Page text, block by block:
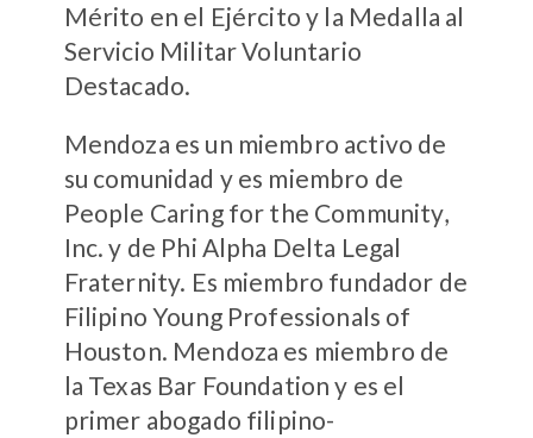
Mérito en el Ejército y la Medalla al
Servicio Militar Voluntario
Destacado.
Mendoza es un miembro activo de
su comunidad y es miembro de
People Caring for the Community,
Inc. y de Phi Alpha Delta Legal
Fraternity. Es miembro fundador de
Filipino Young Professionals of
Houston. Mendoza es miembro de
la Texas Bar Foundation y es el
primer abogado filipino-